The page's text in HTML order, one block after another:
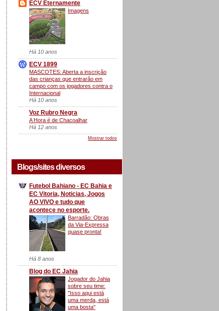
ECV Eternamente
Imagens
Há 10 anos
ECV 1899
MASCOTES: Aberta a inscrição
das crianças que entrarão em
campo com os jogadores contra o
Internacional
Há 10 anos
Voz Rubro Negra
A Hora é de Chacoalhar
Há 12 anos
Mostrar todos
Blogs/sites diversos
Futebol Bahiano - EC Bahia e
EC Vitoria, Noticias, Jogos
AO VIVO e tudo que
acontece no esporte.
Barradão: Obras
da Via-Expressa
quase pronta!
Há 8 anos
Blog do EC Jahia
Jogador do Jahia
sobre seu time:
"Isso aqui está
uma merda, está
uma bosta"